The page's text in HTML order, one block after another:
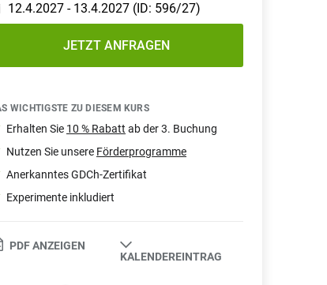
12.4.2027 - 13.4.2027 (ID: 596/27)
JETZT ANFRAGEN
WICHTIGSTE ZU DIESEM KURS
Erhalten Sie 10 % Rabatt ab der 3. Buchung
Nutzen Sie unsere Förderprogramme
Anerkanntes GDCh-Zertifikat
Experimente inkludiert
PDF ANZEIGEN
KALENDEREINTRAG